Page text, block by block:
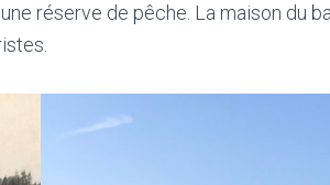
réserve de pêche. La maison du